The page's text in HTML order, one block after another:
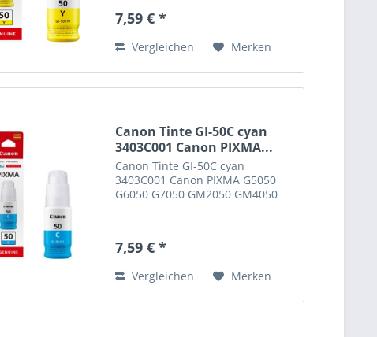
7,59 € *
Vergleichen Merken
Canon Tinte GI-50C cyan
3403C001 Canon PIXMA...
Canon Tinte GI-50C cyan
3403C001 Canon PIXMA G5050
G6050 G7050 GM2050 GM4050
7,59 € *
Vergleichen Merken